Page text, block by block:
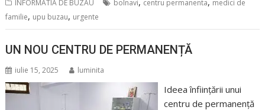
INFORMATIA DE BUZAU bolnavi centru permanenta medici de
familie, upu buzau, urgente
UN NOU CENTRU DE PERMANENȚĂ
iulie 15, 2025 luminita
Ideea înființării unui
centru de permanență